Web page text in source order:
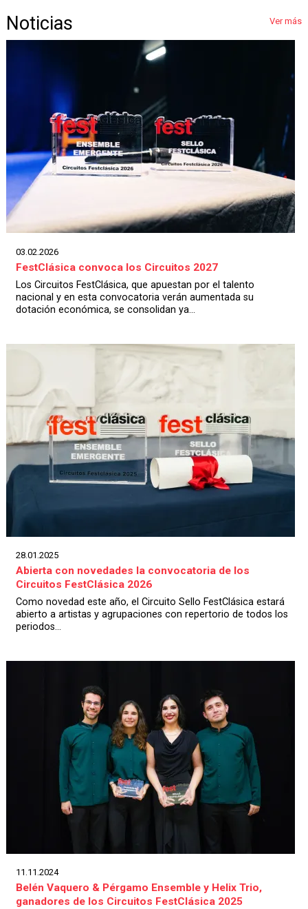
Noticias Ver más
03.02.2026
FestClásica convoca los Circuitos 2027
Los Circuitos FestClásica, que apuestan por el talento
nacional y en esta convocatoria verán aumentada su
dotación económica, se consolidan ya...
28.01.2025
Abierta con novedades la convocatoria de los
Circuitos FestClásica 2026
Como novedad este año, el Circuito Sello FestClásica estará
abierto a artistas y agrupaciones con repertorio de todos los
periodos...
11.11.2024
Belén Vaquero & Pérgamo Ensemble y Helix Trio,
ganadores de los Circuitos FestClásica 2025